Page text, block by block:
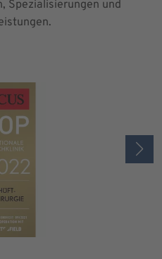
Spezialisierungen und